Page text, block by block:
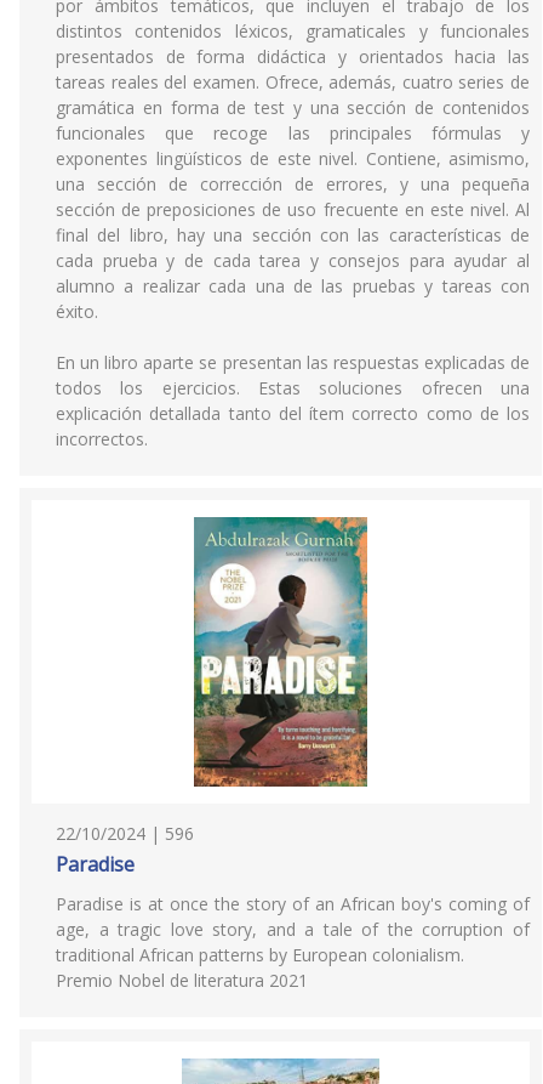
por ámbitos temáticos, que incluyen el trabajo de los
distintos contenidos léxicos, gramaticales y funcionales
presentados de forma didáctica y orientados hacia las
tareas reales del examen. Ofrece, además, cuatro series de
gramática en forma de test y una sección de contenidos
funcionales que recoge las principales fórmulas y
exponentes lingüísticos de este nivel. Contiene, asimismo,
una sección de corrección de errores, y una pequeña
sección de preposiciones de uso frecuente en este nivel. Al
final del libro, hay una sección con las características de
cada prueba y de cada tarea y consejos para ayudar al
alumno a realizar cada una de las pruebas y tareas con
éxito.
En un libro aparte se presentan las respuestas explicadas de
todos los ejercicios. Estas soluciones ofrecen una
explicación detallada tanto del ítem correcto como de los
incorrectos.
22/10/2024 | 596
Paradise
Paradise is at once the story of an African boy's coming of
age, a tragic love story, and a tale of the corruption of
traditional African patterns by European colonialism.
Premio Nobel de literatura 2021